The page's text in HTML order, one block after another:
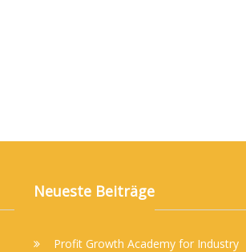
Neueste Beiträge
Profit Growth Academy for Industry